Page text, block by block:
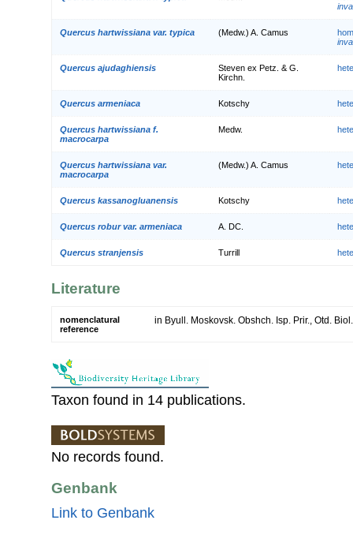
Quercus hartwissiana var. typica (Medw.) A. Camus
Quercus ajudaghiensis
Steven ex Petz. & G.
Kirchn.
Quercus armeniaca Kotschy
Quercus hartwissiana f.
macrocarpa
Medw.
Quercus hartwissiana var.
macrocarpa
(Medw.) A. Camus
Quercus kassanogluanensis Kotschy
Quercus robur var. armeniaca A. DC.
Quercus stranjensis Turrill
Literature
nomenclatural
reference
in Byull. Moskovsk. Obshch. Isp. Prir., Otd.
Taxon found in 14 publications.
No records found.
Genbank
Link to Genbank